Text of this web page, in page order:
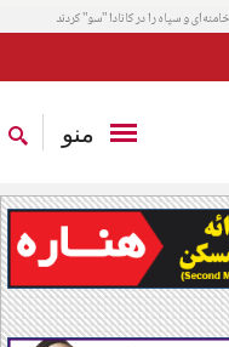
و سپاه را در کانادا "سو" کردند
منو